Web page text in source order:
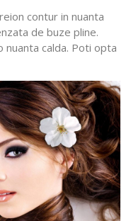
contur in nuanta
de buze pline.
calda. Poti opta